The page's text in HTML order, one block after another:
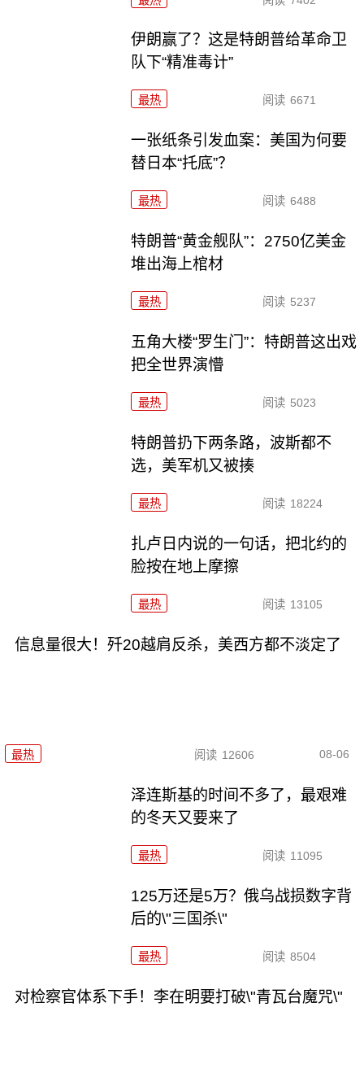
伊朗赢了？这是特朗普给革命卫
队下“精准毒计”
最热 阅读 6671
一张纸条引发血案：美国为何要
替日本“托底”？
最热 阅读 6488
特朗普“黄金舰队”：2750亿美金
堆出海上棺材
最热 阅读 5237
五角大楼“罗生门”：特朗普这出戏
把全世界演懵
最热 阅读 5023
特朗普扔下两条路，波斯都不
选，美军机又被揍
最热 阅读 18224
扎卢日内说的一句话，把北约的
脸按在地上摩擦
最热 阅读 13105
信息量很大！歼20越肩反杀，美西方都不淡定了
最热 阅读 12606 08-06
泽连斯基的时间不多了，最艰难
的冬天又要来了
最热 阅读 11095
125万还是5万？俄乌战损数字背
后的\"三国杀\"
最热 阅读 8504
对检察官体系下手！李在明要打破\"青瓦台魔咒\"